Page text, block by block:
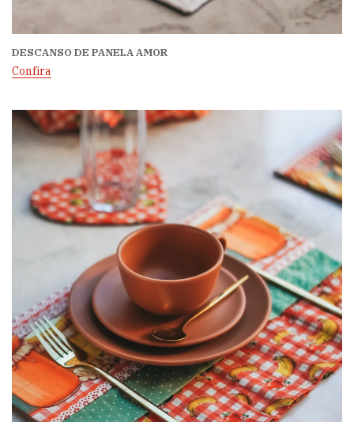
DESCANSO DE PANELA AMOR
Confira